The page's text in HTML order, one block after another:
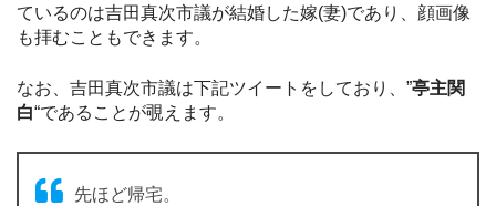
ているのは吉田真次市議が結婚した嫁(妻)であり、顔画像
も拝むこともできます。
なお、吉田真次市議は下記ツイートをしており、”亭主関
白“であることが覗えます。
先ほど帰宅。